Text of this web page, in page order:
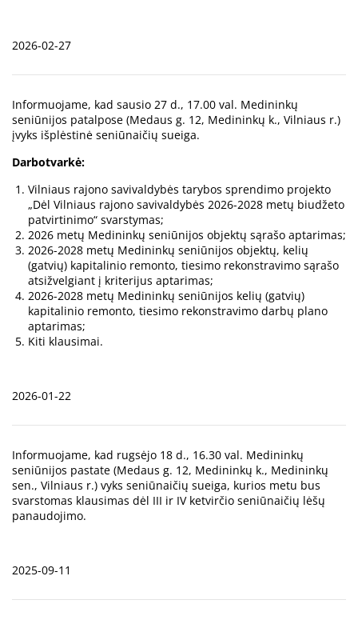
2026-02-27
Informuojame, kad sausio 27 d., 17.00 val. Medininkų
seniūnijos patalpose (Medaus g. 12, Medininkų k., Vilniaus r.)
įvyks išplėstinė seniūnaičių sueiga.
Darbotvarkė:
Vilniaus rajono savivaldybės tarybos sprendimo projekto
„Dėl Vilniaus rajono savivaldybės 2026-2028 metų biudžeto
patvirtinimo“ svarstymas;
2026 metų Medininkų seniūnijos objektų sąrašo aptarimas;
2026-2028 metų Medininkų seniūnijos objektų, kelių
(gatvių) kapitalinio remonto, tiesimo rekonstravimo sąrašo
atsižvelgiant į kriterijus aptarimas;
2026-2028 metų Medininkų seniūnijos kelių (gatvių)
kapitalinio remonto, tiesimo rekonstravimo darbų plano
aptarimas;
Kiti klausimai.
2026-01-22
Informuojame, kad rugsėjo 18 d., 16.30 val. Medininkų
seniūnijos pastate (Medaus g. 12, Medininkų k., Medininkų
sen., Vilniaus r.) vyks seniūnaičių sueiga, kurios metu bus
svarstomas klausimas dėl III ir IV ketvirčio seniūnaičių lėšų
panaudojimo.
2025-09-11